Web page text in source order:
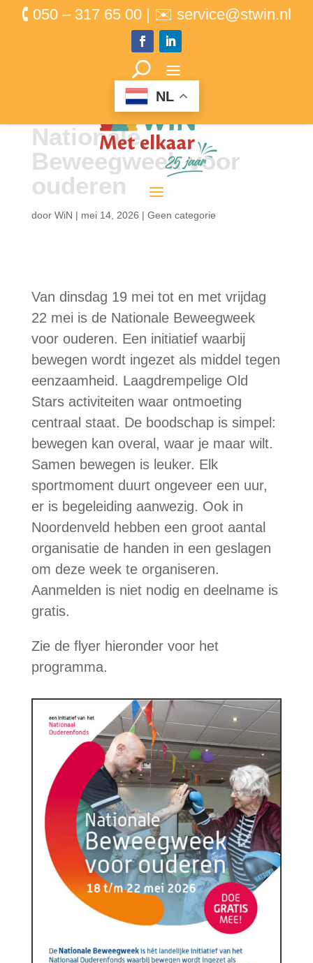
🕻 050 – 317 65 00 | ✉ service@stwin.nl
NL
Nationale
Beweegweek voor
ouderen
door WiN | mei 14, 2026 | Geen categorie
Van dinsdag 19 mei tot en met vrijdag
22 mei is de Nationale Beweegweek
voor ouderen. Een initiatief waarbij
bewegen wordt ingezet als middel tegen
eenzaamheid. Laagdrempelige Old
Stars activiteiten waar ontmoeting
centraal staat. De boodschap is simpel:
bewegen kan overal, waar je maar wilt.
Samen bewegen is leuker. Elk
sportmoment duurt ongeveer een uur,
er is begeleiding aanwezig. Ook in
Noordenveld hebben een groot aantal
organisatie de handen in een geslagen
om deze week te organiseren.
Aanmelden is niet nodig en deelname is
gratis.
Zie de flyer hieronder voor het
programma.